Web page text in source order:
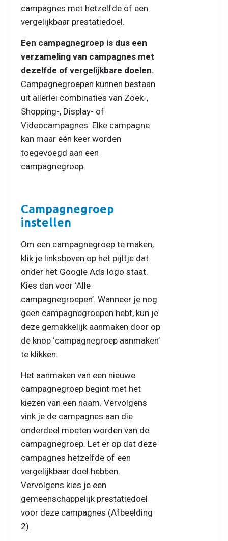
campagnes met hetzelfde of een
vergelijkbaar prestatiedoel.
Een campagnegroep is dus een
verzameling van campagnes met
dezelfde of vergelijkbare doelen.
Campagnegroepen kunnen bestaan
uit allerlei combinaties van Zoek-,
Shopping-, Display- of
Videocampagnes. Elke campagne
kan maar één keer worden
toegevoegd aan een
campagnegroep.
Campagnegroep
instellen
Om een campagnegroep te maken,
klik je linksboven op het pijltje dat
onder het Google Ads logo staat.
Kies dan voor ‘Alle
campagnegroepen’. Wanneer je nog
geen campagnegroepen hebt, kun je
deze gemakkelijk aanmaken door op
de knop ‘campagnegroep aanmaken’
te klikken.
Het aanmaken van een nieuwe
campagnegroep begint met het
kiezen van een naam. Vervolgens
vink je de campagnes aan die
onderdeel moeten worden van de
campagnegroep. Let er op dat deze
campagnes hetzelfde of een
vergelijkbaar doel hebben.
Vervolgens kies je een
gemeenschappelijk prestatiedoel
voor deze campagnes (Afbeelding
2).